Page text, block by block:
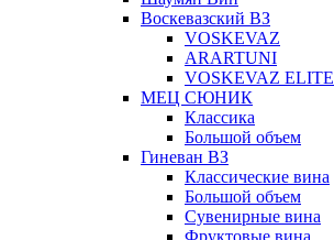
Воскевазский ВЗ
VOSKEVAZ
ARARTUNI
VOSKEVAZ ELITE
МЕЦ СЮНИК
Классика
Большой объем
Гиневан ВЗ
Классические вина
Большой объем
Сувенирные вина
Фруктовые вина